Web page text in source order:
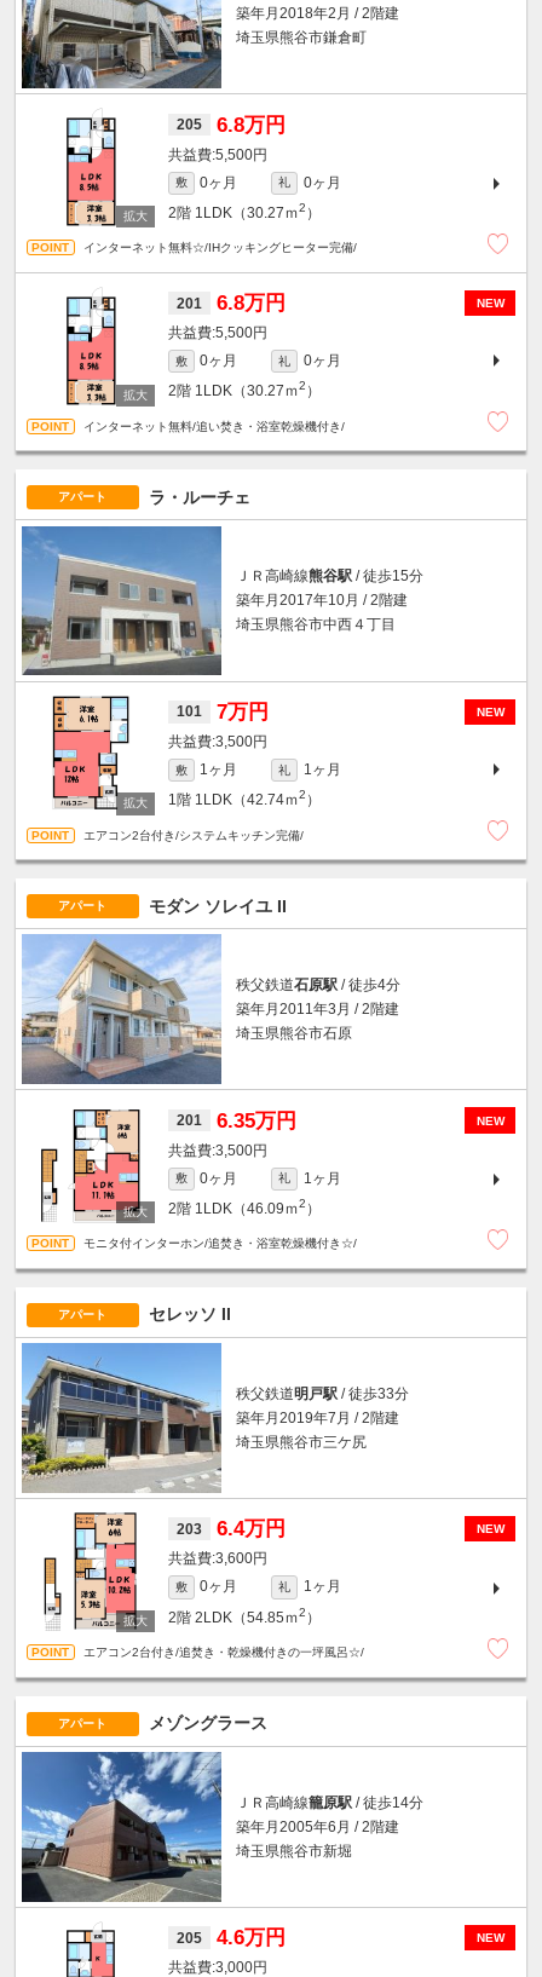
築年月2018年2月 / 2階建
埼玉県熊谷市鎌倉町
205 6.8万円
5,500円
敷 0ヶ月 礼
0ヶ月
2階 1LDK（30.27ｍ2 ）
インターネット無料☆/IHクッキングヒーター完備/
NEW
201 6.8万円
5,500円
敷 0ヶ月 礼
0ヶ月
2階 1LDK（30.27ｍ2 ）
インターネット無料/追い焚き・浴室乾燥機付き/
アパート ラ・ルーチェ
ＪＲ高崎線熊谷駅 / 徒歩15分
築年月2017年10月 / 2階建
埼玉県熊谷市中西４丁目
NEW
101 7万円
3,500円
敷 1ヶ月 礼
1ヶ月
1階 1LDK（42.74ｍ2 ）
エアコン2台付き/システムキッチン完備/
アパート モダン ソレイユ II
秩父鉄道石原駅 / 徒歩4分
築年月2011年3月 / 2階建
埼玉県熊谷市石原
NEW
201 6.35万円
3,500円
敷 0ヶ月 礼
1ヶ月
2階 1LDK（46.09ｍ2 ）
モニタ付インターホン/追焚き・浴室乾燥機付き☆/
アパート セレッソ II
秩父鉄道明戸駅 / 徒歩33分
築年月2019年7月 / 2階建
埼玉県熊谷市三ケ尻
NEW
203 6.4万円
3,600円
敷 0ヶ月 礼
1ヶ月
2階 2LDK（54.85ｍ2 ）
エアコン2台付き/追焚き・乾燥機付きの一坪風呂☆/
アパート メゾングラース
ＪＲ高崎線籠原駅 / 徒歩14分
築年月2005年6月 / 2階建
埼玉県熊谷市新堀
NEW
205 4.6万円
3,000円